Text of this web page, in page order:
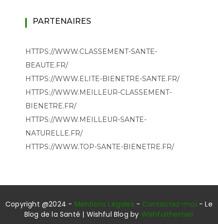
PARTENAIRES
HTTPS://WWW.CLASSEMENT-SANTE-
BEAUTE.FR/
HTTPS://WWW.ELITE-BIENETRE-SANTE.FR/
HTTPS://WWW.MEILLEUR-CLASSEMENT-
BIENETRE.FR/
HTTPS://WWW.MEILLEUR-SANTE-
NATURELLE.FR/
HTTPS://WWW.TOP-SANTE-BIENETRE.FR/
Copyright @2024 - Mentions Légales - Contactez-moi - Le
Blog de la Santé | Wishful Blog by Wishfulthemes